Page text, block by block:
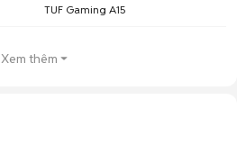
TUF Gaming A15
Xem thêm